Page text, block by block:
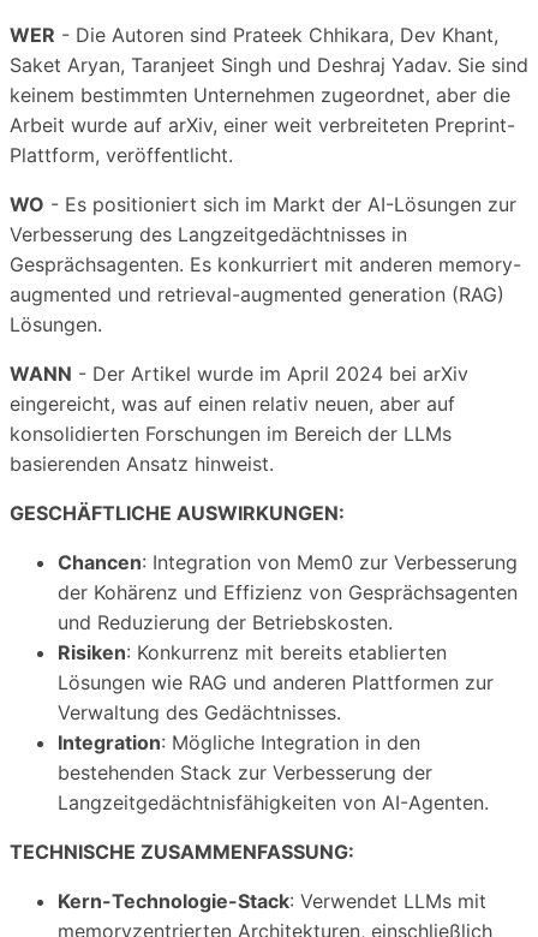
WER - Die Autoren sind Prateek Chhikara, Dev Khant,
Saket Aryan, Taranjeet Singh und Deshraj Yadav. Sie sind
keinem bestimmten Unternehmen zugeordnet, aber die
Arbeit wurde auf arXiv, einer weit verbreiteten Preprint-
Plattform, veröffentlicht.
WO - Es positioniert sich im Markt der AI-Lösungen zur
Verbesserung des Langzeitgedächtnisses in
Gesprächsagenten. Es konkurriert mit anderen memory-
augmented und retrieval-augmented generation (RAG)
Lösungen.
WANN - Der Artikel wurde im April 2024 bei arXiv
eingereicht, was auf einen relativ neuen, aber auf
konsolidierten Forschungen im Bereich der LLMs
basierenden Ansatz hinweist.
GESCHÄFTLICHE AUSWIRKUNGEN:
Chancen: Integration von Mem0 zur Verbesserung
der Kohärenz und Effizienz von Gesprächsagenten
und Reduzierung der Betriebskosten.
Risiken: Konkurrenz mit bereits etablierten
Lösungen wie RAG und anderen Plattformen zur
Verwaltung des Gedächtnisses.
Integration: Mögliche Integration in den
bestehenden Stack zur Verbesserung der
Langzeitgedächtnisfähigkeiten von AI-Agenten.
TECHNISCHE ZUSAMMENFASSUNG:
Kern-Technologie-Stack: Verwendet LLMs mit
memoryzentrierten Architekturen, einschließlich